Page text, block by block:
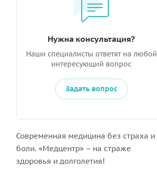
Нужна консультация?
Наши специалисты ответят на любой
интересующий вопрос
Задать вопрос
Современная медицина без страха и
боли. «Медцентр» – на страже
здоровья и долголетия!